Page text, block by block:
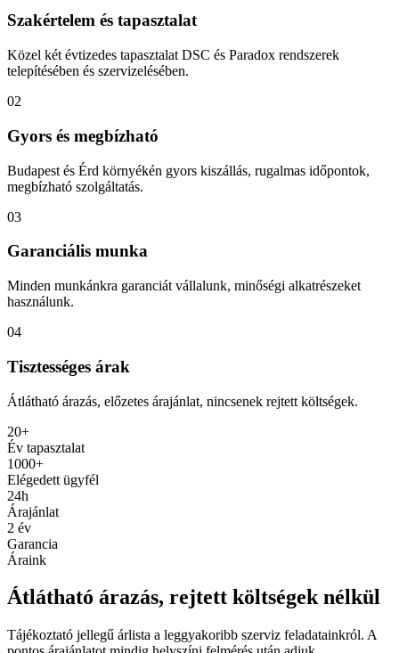
Szakértelem és tapasztalat
Közel két évtizedes tapasztalat DSC és Paradox rendszerek
telepítésében és szervizelésében.
02
Gyors és megbízható
Budapest és Érd környékén gyors kiszállás, rugalmas időpontok,
megbízható szolgáltatás.
03
Garanciális munka
Minden munkánkra garanciát vállalunk, minőségi alkatrészeket
használunk.
04
Tisztességes árak
Átlátható árazás, előzetes árajánlat, nincsenek rejtett költségek.
20+
Év tapasztalat
1000+
Elégedett ügyfél
24h
Árajánlat
2 év
Garancia
Áraink
Átlátható árazás, rejtett költségek nélkül
Tájékoztató jellegű árlista a leggyakoribb szerviz feladatainkról. A